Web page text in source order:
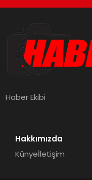
Haber Ekibi
Hakkımızda
Künyeİletişim